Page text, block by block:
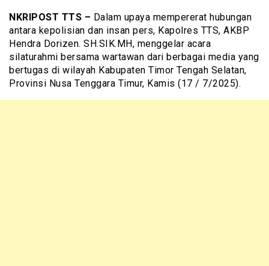
NKRIPOST TTS – Dalam upaya mempererat hubungan
antara kepolisian dan insan pers, Kapolres TTS, AKBP
Hendra Dorizen. SH.SIK.MH, menggelar acara
silaturahmi bersama wartawan dari berbagai media yang
bertugas di wilayah Kabupaten Timor Tengah Selatan,
Provinsi Nusa Tenggara Timur, Kamis (17 / 7/2025).